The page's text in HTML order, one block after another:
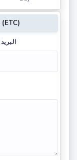
توقعات الزوار لـ ايثريوم كلاسيك (ETC)